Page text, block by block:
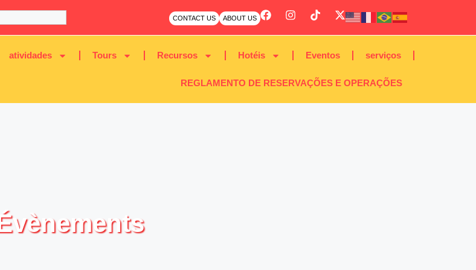
ABOUT US
CONTACT US
atividades Tours Recursos Hotéis Eventos serviços
REGLAMENTO DE RESERVAÇÕES E OPERAÇÕES
Évènements